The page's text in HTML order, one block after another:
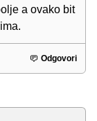
a ovako bit
Odgovori